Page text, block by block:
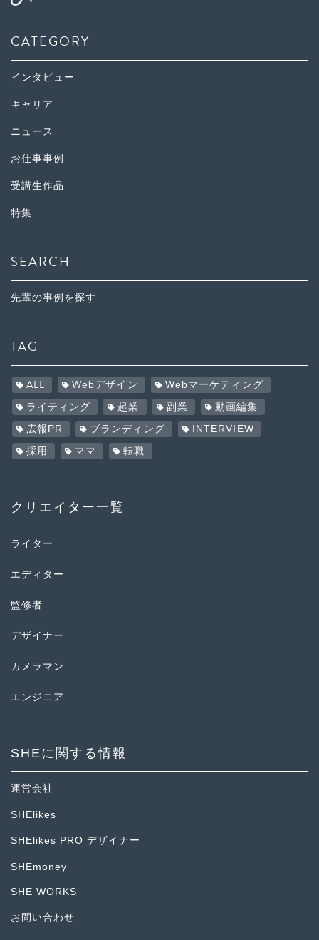
CATEGORY
インタビュー
キャリア
ニュース
お仕事事例
受講生作品
特集
SEARCH
先輩の事例を探す
TAG
ALL Webデザイン Webマーケティング
ライティング 起業 副業 動画編集
広報PR ブランディング INTERVIEW
採用 ママ 転職
クリエイター一覧
ライター
エディター
監修者
デザイナー
カメラマン
エンジニア
SHEに関する情報
運営会社
SHElikes
SHElikes PRO デザイナー
SHEmoney
SHE WORKS
お問い合わせ